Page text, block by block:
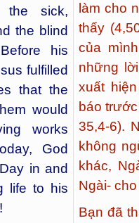
the sick,
the blind
his
fulfilled
that the
would
works
God
in and
life to his
làm cho
thấy
của
những
xuất
báo
35,4-6).
không
khác,
Ngài-
Bạn đã